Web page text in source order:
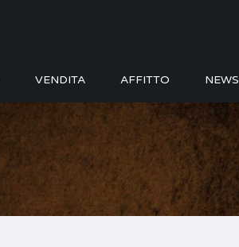
VENDITA AFFITTO NEWS